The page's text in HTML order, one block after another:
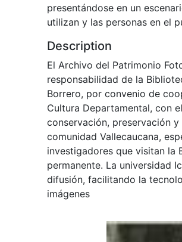
presentándose en un
utilizan y las personas en el
Description
El Archivo del Patrimonio
responsabilidad de la
Borrero, por convenio de
Cultura Departamental, con
conservación, preservación
comunidad Vallecaucana,
investigadores que visitan la
permanente. La universidad
difusión, facilitando la
imágenes